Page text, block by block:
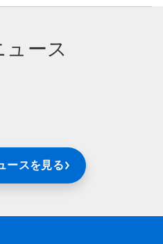
ュース
ースを見る